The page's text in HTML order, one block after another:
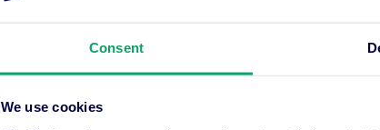
Consent
We use cookies